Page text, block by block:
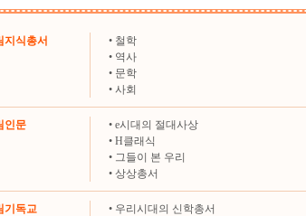
지식총서 • 철학
• 역사
• 문학
• 사회
인문 • e시대의 절대사상
• H클래식
• 그들이 본 우리
• 상상총서
기독교 • 우리시대의 신학총서